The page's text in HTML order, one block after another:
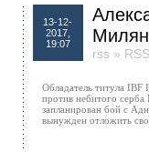
13-12-
2017,
19:07
rss »
Обладатель титула IBF
против небитого серба
запланирован бой с
вынужден отложить